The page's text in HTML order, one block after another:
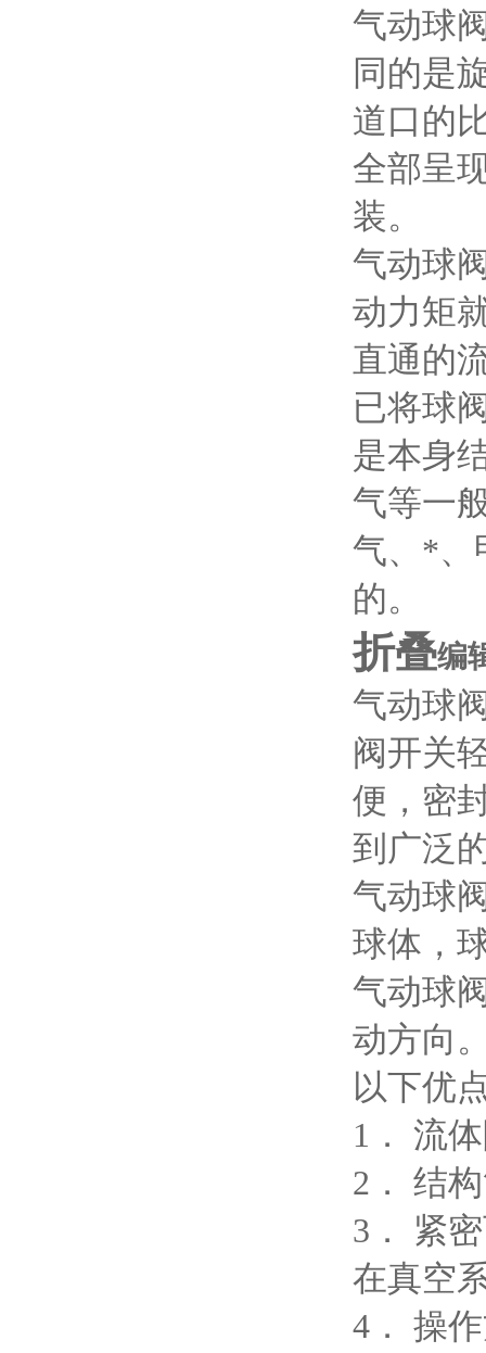
气动球
同的是
道口的
全部呈
装。
气动球
动力矩
直通的
已将球
是本身
气等一
气、*、
的。
折叠编
气动球
阀开关
便，密
到广泛
气动球
球体，
气动球
动方向
以下优
1． 流
2． 结
3． 紧
在真空
4． 操